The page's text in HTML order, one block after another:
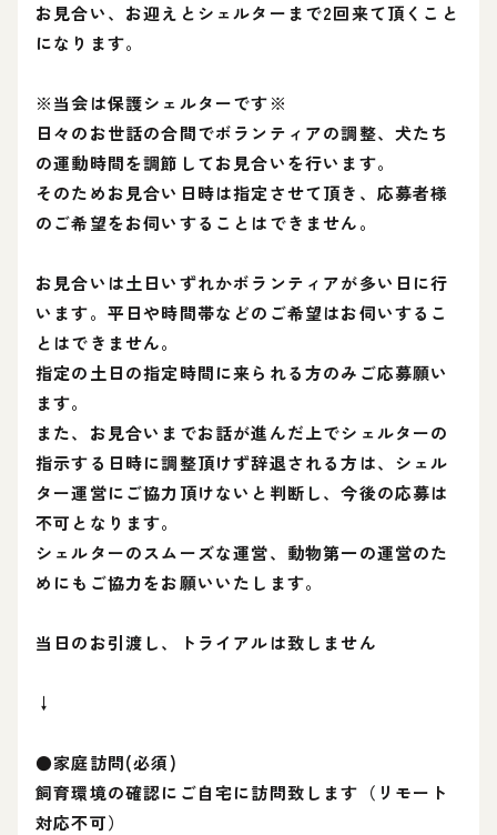
お見合い、お迎えとシェルターまで2回来て頂くこと
になります。
※当会は保護シェルターです※
日々のお世話の合間でボランティアの調整、犬たち
の運動時間を調節してお見合いを行います。
そのためお見合い日時は指定させて頂き、応募者様
のご希望をお伺いすることはできません。
お見合いは土日いずれかボランティアが多い日に行
います。平日や時間帯などのご希望はお伺いするこ
とはできません。
指定の土日の指定時間に来られる方のみご応募願い
ます。
また、お見合いまでお話が進んだ上でシェルターの
指示する日時に調整頂けず辞退される方は、シェル
ター運営にご協力頂けないと判断し、今後の応募は
不可となります。
シェルターのスムーズな運営、動物第一の運営のた
めにもご協力をお願いいたします。
当日のお引渡し、トライアルは致しません
↓
●家庭訪問(必須)
飼育環境の確認にご自宅に訪問致します（リモート
対応不可）